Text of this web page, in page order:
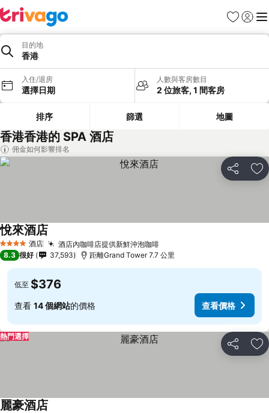
收藏夾
登入 選
目的地
香港
入住/退房
選擇日期
人數與客房數目
2 位旅客, 1 間客房
排序 篩選 地圖
香港香港的 SPA 酒店
佣金如何影響排名
分享 放
4 星級 酒店 酒店內咖啡店提供新鮮沖泡咖啡查看價格
悅來酒店
8.3 很好 37,593 距離Grand Tower 7.7 公里
低至 $376
查看 14 個網站的價格 查看價格
分享 放
熱門選擇
麗豪酒店